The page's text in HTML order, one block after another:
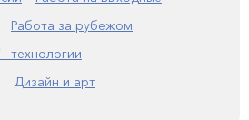
Работа за рубежом
- технологии
Дизайн и арт